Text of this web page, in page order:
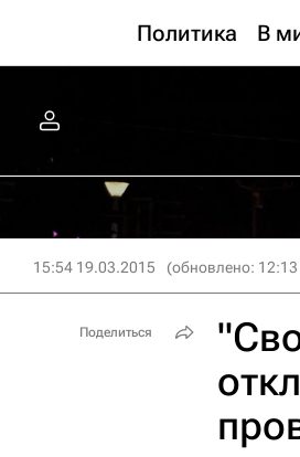
Политика В
15:54 19.03.2015 (обновлено:
Поделиться